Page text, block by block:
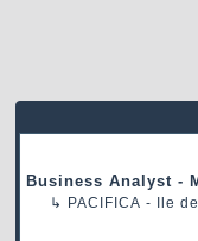
Business Analyst -
↳ PACIFICA - Ile